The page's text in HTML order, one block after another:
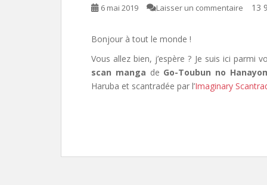
6 mai 2019 Laisser un commentaire 13
Bonjour à tout le monde !
Vous allez bien, j’espère ? Je suis ici parmi
scan manga de Go-Toubun no
Haruba et scantradée par l’Imaginary